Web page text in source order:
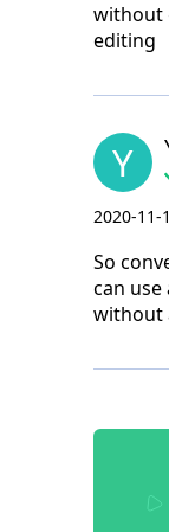
without
editing
Y
2020-11-
So
can use
without